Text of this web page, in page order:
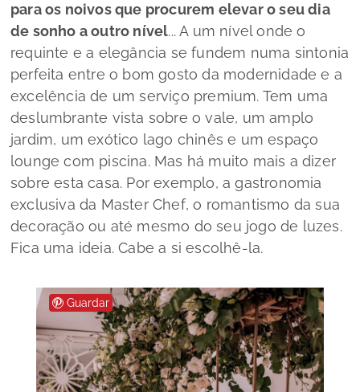
para os noivos que procurem elevar o seu dia
de sonho a outro nível... A um nível onde o
requinte e a elegância se fundem numa sintonia
perfeita entre o bom gosto da modernidade e a
excelência de um serviço premium. Tem uma
deslumbrante vista sobre o vale, um amplo
jardim, um exótico lago chinês e um espaço
lounge com piscina. Mas há muito mais a dizer
sobre esta casa. Por exemplo, a gastronomia
exclusiva da Master Chef, o romantismo da sua
decoração ou até mesmo do seu jogo de luzes.
Fica uma ideia. Cabe a si escolhê-la.
Guardar